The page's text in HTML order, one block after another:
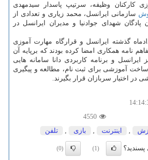
كاركنان وظیفه، سرتیپ پاسدار سیدمهدی
سازمانی ایرانسل، محمد زیاری و تعدادی از
پادگان شهدای جوادنیا و مدیران ایرانسل در
گذشته ایرانسل و قرارگاه مهارت آموزی
نامه همكاری امضا كرده بودند كه برپایه آن
ایرانسل و برنامه كاربردی دانا سامانه هایی
آموزشی برای ثبت نام، مطالعه و پیگیری
در اختیار سربازان قرار بگیرند.
4550
اینترنت بازی تلفن
(1)
(0)